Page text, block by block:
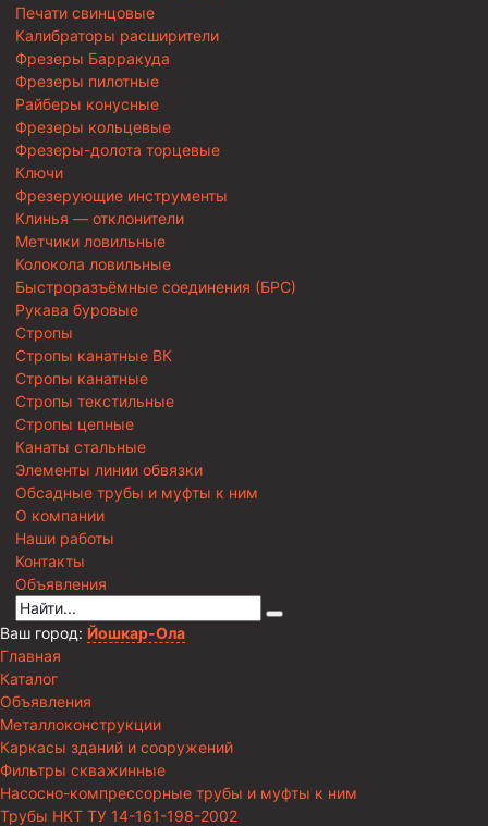
Печати свинцовые
Калибраторы расширители
Фрезеры Барракуда
Фрезеры пилотные
Райберы конусные
Фрезеры кольцевые
Фрезеры-долота торцевые
Ключи
Фрезерующие инструменты
Клинья — отклонители
Метчики ловильные
Колокола ловильные
Быстроразъёмные соединения (БРС)
Рукава буровые
Стропы
Стропы канатные ВК
Стропы канатные
Стропы текстильные
Стропы цепные
Канаты стальные
Элементы линии обвязки
Обсадные трубы и муфты к ним
О компании
Наши работы
Контакты
Объявления
Ваш город: Йошкар-Ола
Главная
Каталог
Объявления
Металлоконструкции
Каркасы зданий и сооружений
Фильтры скважинные
Насосно-компрессорные трубы и муфты к ним
Трубы НКТ ТУ 14-161-198-2002